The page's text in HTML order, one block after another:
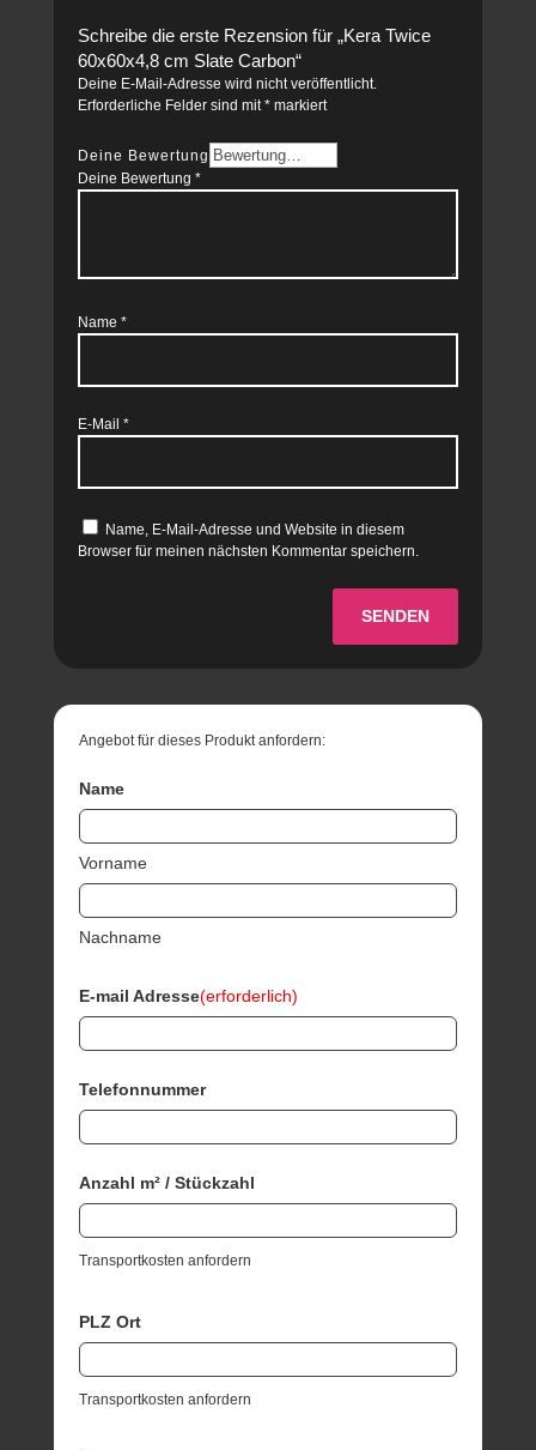
Schreibe die erste Rezension für „Kera Twice
60x60x4,8 cm Slate Carbon“
Deine E-Mail-Adresse wird nicht veröffentlicht.
Erforderliche Felder sind mit*markiert
Deine Bewertung
Deine Bewertung *
Name *
E-Mail *
Name, E-Mail-Adresse und Website in diesem
Browser für meinen nächsten Kommentar speichern.
SENDEN
Angebot für dieses Produkt anfordern:
Name
Vorname
Nachname
E-mail Adresse(erforderlich)
Telefonnummer
Anzahl m² / Stückzahl
Transportkosten anfordern
PLZ Ort
Transportkosten anfordern